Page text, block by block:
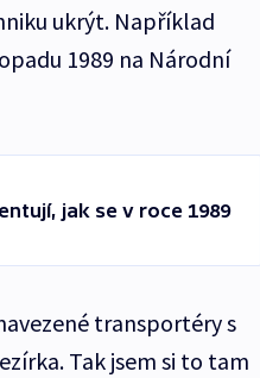
ukrýt. Například
1989 na Národní
jak se v roce 1989
transportéry s
Tak jsem si to tam